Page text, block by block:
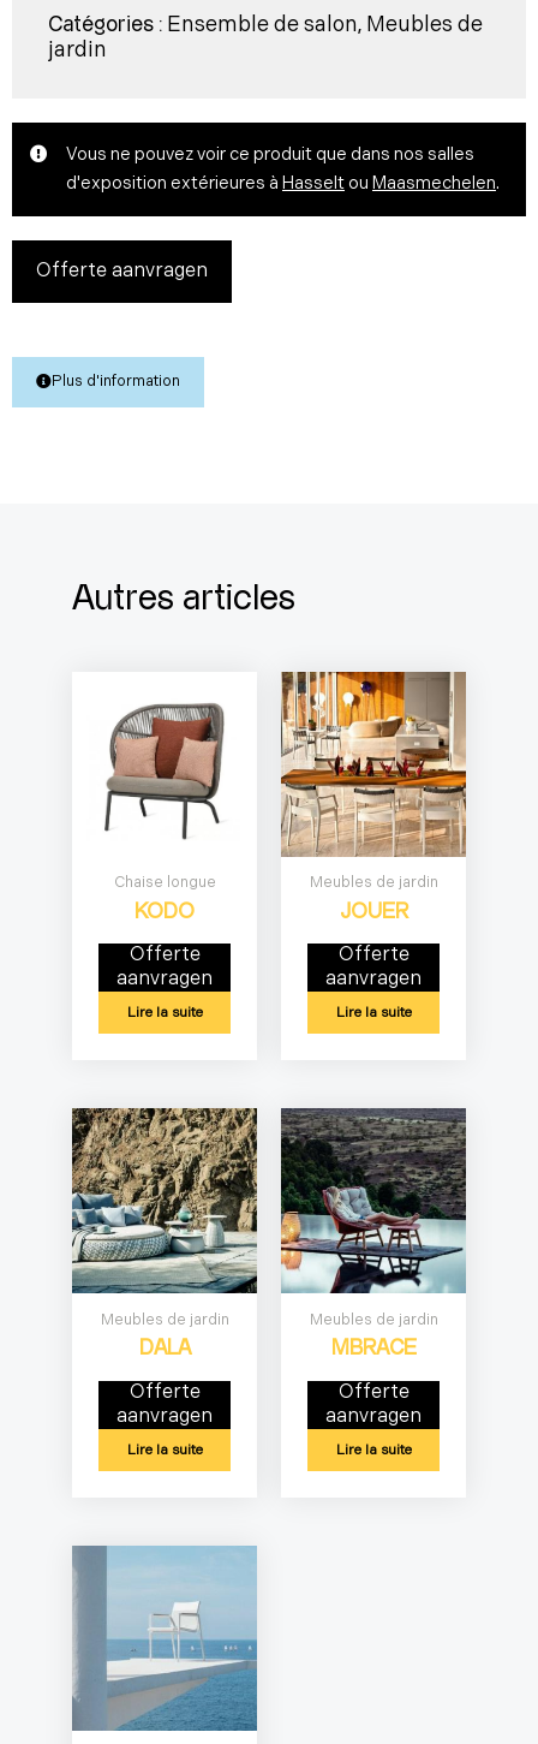
Catégories : Ensemble de salon, Meubles de
jardin
Vous ne pouvez voir ce produit que dans nos salles
d'exposition extérieures à Hasselt ou Maasmechelen.
Offerte aanvragen
Plus d'information
Autres articles
Chaise longue
KODO
Offerte
aanvragen
Lire la suite
Meubles de jardin
JOUER
Offerte
aanvragen
Lire la suite
Meubles de jardin
DALA
Offerte
aanvragen
Lire la suite
Meubles de jardin
MBRACE
Offerte
aanvragen
Lire la suite